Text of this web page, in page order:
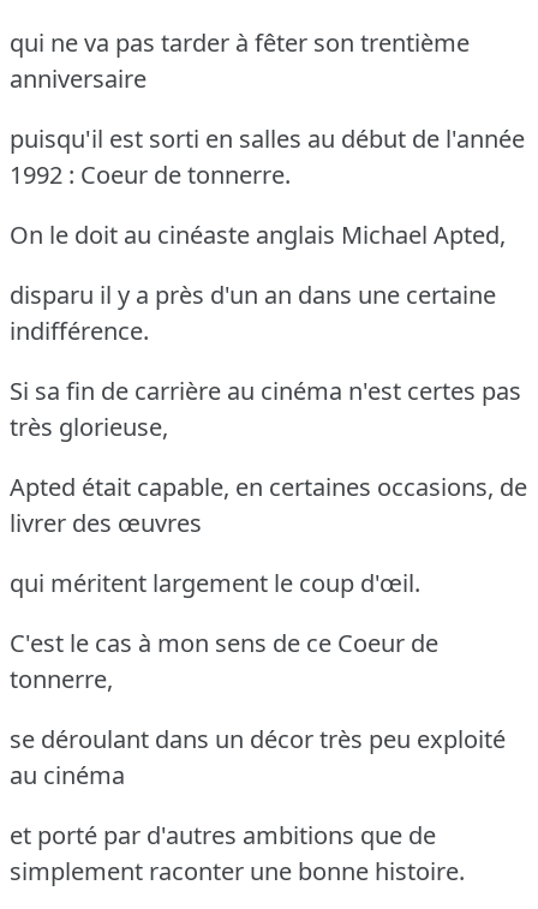
qui ne va pas tarder à fêter son trentième
anniversaire
puisqu'il est sorti en salles au début de l'année
1992 : Coeur de tonnerre.
On le doit au cinéaste anglais Michael Apted,
disparu il y a près d'un an dans une certaine
indifférence.
Si sa fin de carrière au cinéma n'est certes pas
très glorieuse,
Apted était capable, en certaines occasions, de
livrer des œuvres
qui méritent largement le coup d'œil.
C'est le cas à mon sens de ce Coeur de
tonnerre,
se déroulant dans un décor très peu exploité
au cinéma
et porté par d'autres ambitions que de
simplement raconter une bonne histoire.